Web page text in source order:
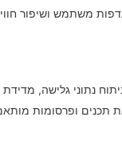
משתמש ושיפור
נתוני גלישה,
תכנים ופרסומות